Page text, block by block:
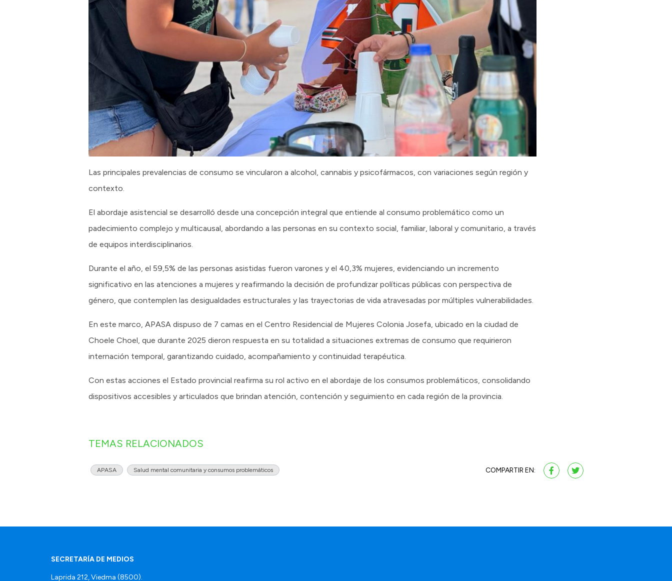
Las principales prevalencias de consumo se vincularon a alcohol, cannabis y psicofármacos, con variaciones según región y
contexto.
El abordaje asistencial se desarrolló desde una concepción integral que entiende al consumo problemático como un
padecimiento complejo y multicausal, abordando a las personas en su contexto social, familiar, laboral y comunitario, a través
de equipos interdisciplinarios.
Durante el año, el 59,5% de las personas asistidas fueron varones y el 40,3% mujeres, evidenciando un incremento
significativo en las atenciones a mujeres y reafirmando la decisión de profundizar políticas públicas con perspectiva de
género, que contemplen las desigualdades estructurales y las trayectorias de vida atravesadas por múltiples vulnerabilidades.
En este marco, APASA dispuso de 7 camas en el Centro Residencial de Mujeres Colonia Josefa, ubicado en la ciudad de
Choele Choel, que durante 2025 dieron respuesta en su totalidad a situaciones extremas de consumo que requirieron
internación temporal, garantizando cuidado, acompañamiento y continuidad terapéutica.
Con estas acciones el Estado provincial reafirma su rol activo en el abordaje de los consumos problemáticos, consolidando
dispositivos accesibles y articulados que brindan atención, contención y seguimiento en cada región de la provincia.
TEMAS RELACIONADOS
APASA Salud mental comunitaria y consumos problemáticos COMPARTIR EN:
SECRETARÍA DE MEDIOS
Laprida 212, Viedma (8500).